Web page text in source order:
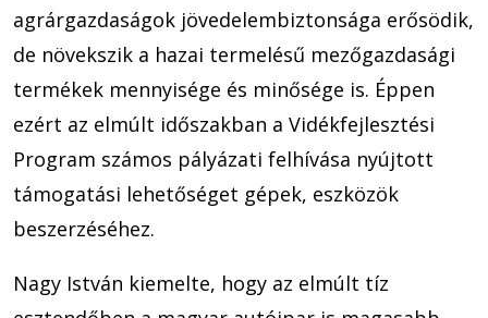
agrárgazdaságok jövedelembiztonsága erősödik,
de növekszik a hazai termelésű mezőgazdasági
termékek mennyisége és minősége is. Éppen
ezért az elmúlt időszakban a Vidékfejlesztési
Program számos pályázati felhívása nyújtott
támogatási lehetőséget gépek, eszközök
beszerzéséhez.
Nagy István kiemelte, hogy az elmúlt tíz